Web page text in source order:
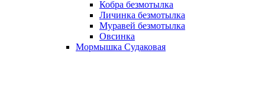
Кобра безмотылка
Личинка безмотылка
Муравей безмотылка
Овсинка
Мормышка Судаковая